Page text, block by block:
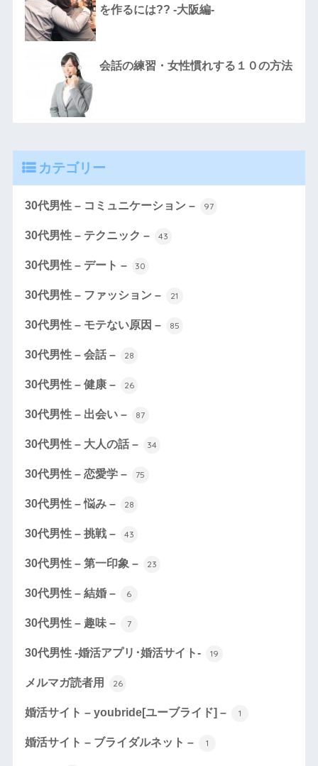
を作るには?? -大阪編-
会話の練習・女性慣れする１０の方法
カテゴリー
30代男性 – コミュニケーション – 97
30代男性 – テクニック – 43
30代男性 – デート – 30
30代男性 – ファッション – 21
30代男性 – モテない原因 – 85
30代男性 – 会話 – 28
30代男性 – 健康 – 26
30代男性 – 出会い – 87
30代男性 – 大人の話 – 34
30代男性 – 恋愛学 – 75
30代男性 – 悩み – 28
30代男性 – 挑戦 – 43
30代男性 – 第一印象 – 23
30代男性 – 結婚 – 6
30代男性 – 趣味 – 7
30代男性 -婚活アプリ･婚活サイト- 19
メルマガ読者用 26
婚活サイト – youbride[ユーブライド] – 1
婚活サイト – ブライダルネット – 1